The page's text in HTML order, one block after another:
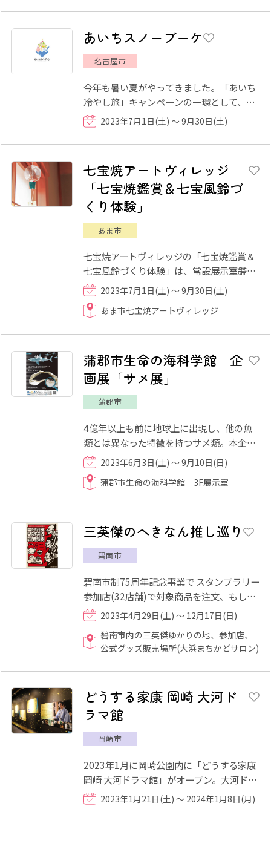
あいちスノーブーケ
名古屋市
今年も暑い夏がやってきました。「あいち
冷やし旅」キャンペーンの一環として、愛
知ならではのおもてなしを詰めこんだ、冷
やしスイーツをお楽しみ...
2023年7月1日(土) ～ 9月30日(土)
七宝焼アートヴィレッジ
「七宝焼鑑賞＆七宝風鈴づ
くり体験」
あま市
七宝焼アートヴィレッジの「七宝焼鑑賞＆
七宝風鈴づくり体験」は、常設展示室鑑賞
と七宝焼の風鈴づくり製作体験がセットに
なった夏期間限定の体験...
2023年7月1日(土) ～ 9月30日(土)
あま市七宝焼アートヴィレッジ
蒲郡市生命の海科学館 企
画展「サメ展」
蒲郡市
4億年以上も前に地球上に出現し、他の魚
類とは異なった特徴を持つサメ類。本企画
展では、サメ類の体構造や生態についてご
紹介します。
2023年6月3日(土) ～ 9月10日(日)
蒲郡市生命の海科学館 3F展示室
三英傑のへきなん推し巡り
碧南市
碧南市制75周年記念事業で スタンプラリー
参加店(32店舗)で対象商品を注文、もしく
は碧南市内の三英傑ゆかりの地（称名寺、
宝珠寺、大浜熊野大神...
2023年4月29日(土) ～ 12月17日(日)
碧南市内の三英傑ゆかりの地、参加店、
公式グッズ販売場所(大浜まちかどサロン)
どうする家康 岡崎 大河ド
ラマ館
岡崎市
2023年1月に岡崎公園内に「どうする家康
岡崎 大河ドラマ館」がオープン。大河ドラ
マ「どうする家康」の世界観に触れなが
ら、家康公の一生や三河武...
2023年1月21日(土) ～ 2024年1月8日(月)